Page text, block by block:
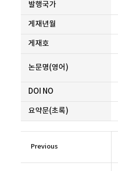
발행국가
게재년월
게재호
논문명(영어)
DOI NO
요약문(초록)
Previous